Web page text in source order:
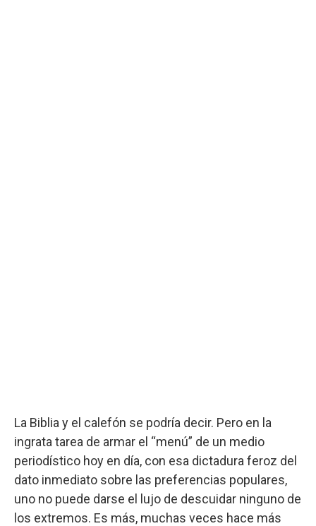
La Biblia y el calefón se podría decir. Pero en la
ingrata tarea de armar el “menú” de un medio
periodístico hoy en día, con esa dictadura feroz del
dato inmediato sobre las preferencias populares,
uno no puede darse el lujo de descuidar ninguno de
los extremos. Es más, muchas veces hace más